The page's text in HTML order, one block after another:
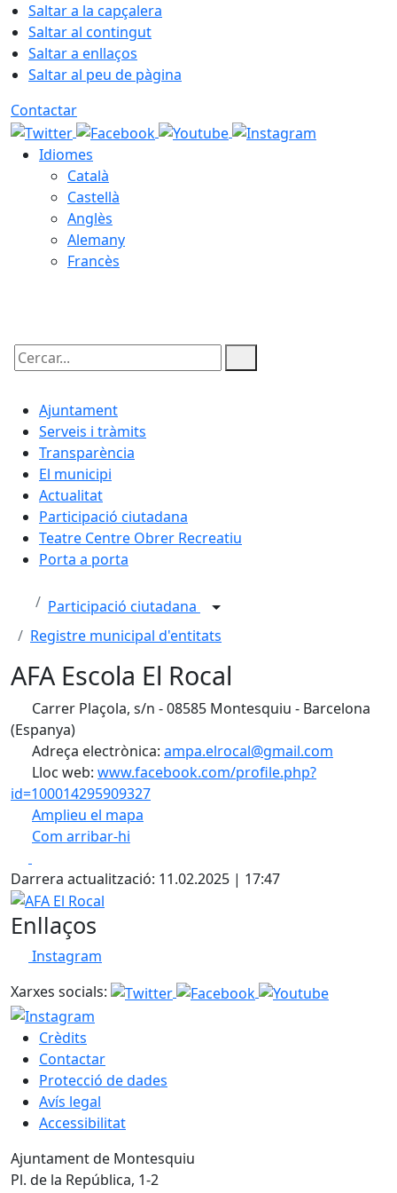
Saltar a la capçalera
Saltar al contingut
Saltar a enllaços
Saltar al peu de pàgina
Contactar
Idiomes
Català
Castellà
Anglès
Alemany
Francès
Cercar:
Ajuntament
Serveis i tràmits
Transparència
El municipi
Actualitat
Participació ciutadana
Teatre Centre Obrer Recreatiu
Porta a porta
Participació ciutadana
Registre municipal d'entitats
AFA Escola El Rocal
Carrer Plaçola, s/n - 08585 Montesquiu - Barcelona
(Espanya)
Adreça electrònica: ampa.elrocal@gmail.com
Lloc web: www.facebook.com/profile.php?
id=100014295909327
Amplieu el mapa
Com arribar-hi
+
−
Darrera actualització: 11.02.2025 | 17:47
AFA El Rocal
Enllaços
Instagram
Xarxes socials:
Crèdits
Contactar
Protecció de dades
Avís legal
Accessibilitat
Ajuntament de Montesquiu
Pl. de la República, 1-2